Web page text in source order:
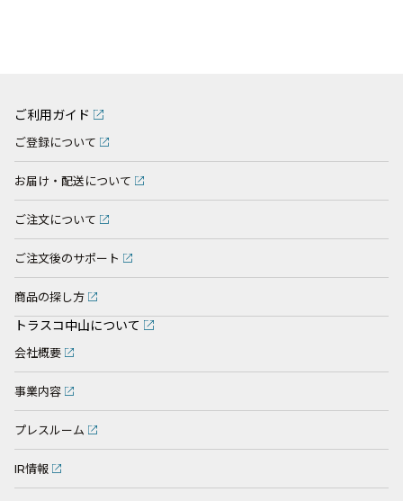
ご利用ガイド
ご登録について
お届け・配送について
ご注文について
ご注文後のサポート
商品の探し方
トラスコ中山について
会社概要
事業内容
プレスルーム
IR情報